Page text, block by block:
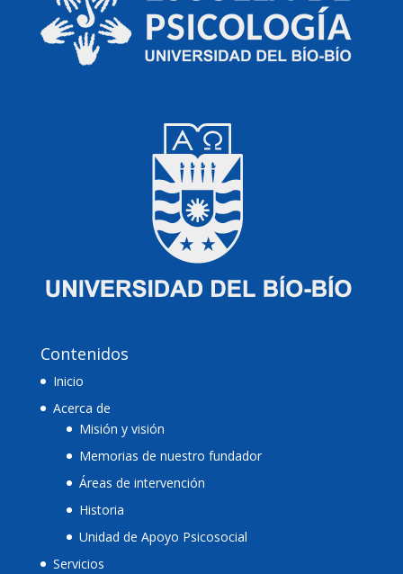
Contenidos
Inicio
Acerca de
Misión y visión
Memorias de nuestro fundador
Áreas de intervención
Historia
Unidad de Apoyo Psicosocial
Servicios